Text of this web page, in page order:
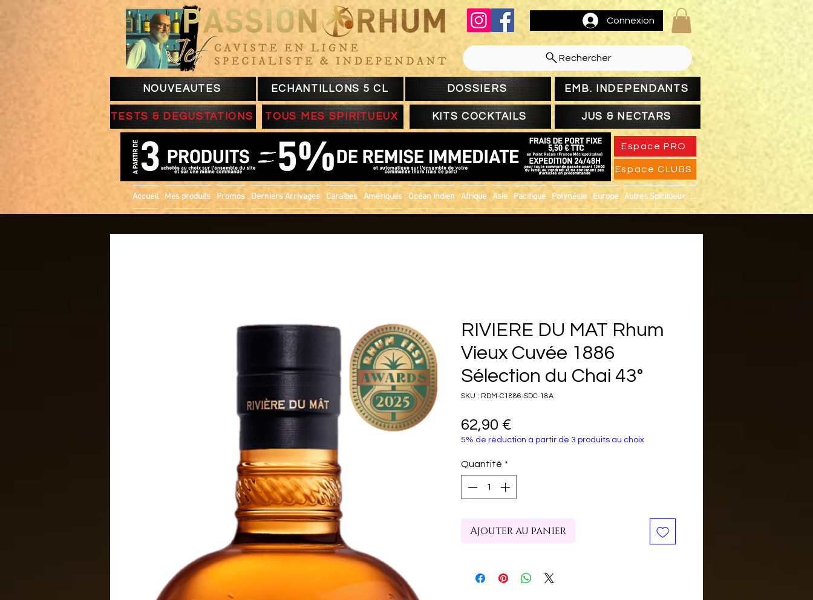
Connexion
Rechercher
NOUVEAUTES ECHANTILLONS 5 CL DOSSIERS EMB. INDEPENDANTS
TESTS & DEGUSTATIONS TOUS MES SPIRITUEUX KITS COCKTAILS JUS & NECTARS
Espace PRO
Espace CLUBS
Accueil Mes produits Promos Derniers Arrivages Caraïbes Amériques Océan Indien Afrique Asie Pacifique Polynésie Europe Autres Spiritueux ...
RIVIERE DU MAT Rhum
Vieux Cuvée 1886
Sélection du Chai 43°
SKU : RDM-C1886-SDC-18A
62,90 €
5% de réduction à partir de 3 produits au choix
Quantité *
Ajouter au panier